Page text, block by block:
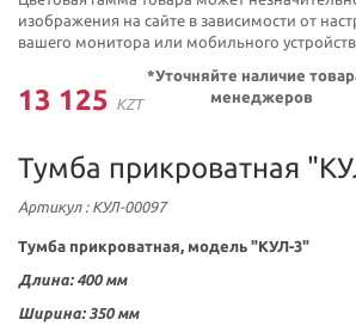
изображения на сайте в зависимости от
вашего монитора или мобильного
13 125 KZT
*Уточняйте наличие
менеджеров
Тумба прикроватная
Артикул: КУЛ-00097
Тумба прикроватная, модель "КУЛ-3"
Длина: 400 мм
Ширина: 350 мм